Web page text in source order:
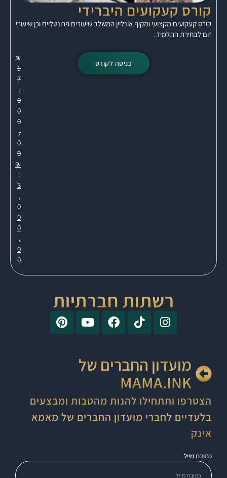
קורס קעקועים היברידי
קורס קעקועים מקצועי ומקיף אונליין המשלב שיעורים פרונטליים וכן שיעורי
זום לבחירת התלמיד.
כניסה לקורס
₪
1
7
,
0
0
0
.
0
0
₪
1
3
,
0
0
0
.
0
0
רשתות חברתיות
מועדון החברים של
MAMA.INK
הצטרפו ותתחילו להנות מהטבות ומבצעים
בלעדיים לחברי מועדון החברים של מאמא
אינק
כתובת מייל